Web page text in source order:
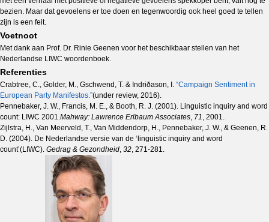
bezien. Maar dat gevoelens er toe doen en tegenwoordig ook heel goed te tellen
zijn is een feit.
Voetnoot
Met dank aan Prof. Dr. Rinie Geenen voor het beschikbaar stellen van het
Nederlandse LIWC woordenboek.
Referenties
Crabtree, C., Golder, M., Gschwend, T. & Indriðason, I. “Campaign Sentiment in
European Party Manifestos.”(under review, 2016).
Pennebaker, J. W., Francis, M. E., & Booth, R. J. (2001). Linguistic inquiry and word
count: LIWC 2001.Mahway: Lawrence Erlbaum Associates, 71, 2001.
Zijlstra, H., Van Meerveld, T., Van Middendorp, H., Pennebaker, J. W., & Geenen, R.
D. (2004). De Nederlandse versie van de ‘linguistic inquiry and word
count’(LIWC). Gedrag & Gezondheid, 32, 271-281.